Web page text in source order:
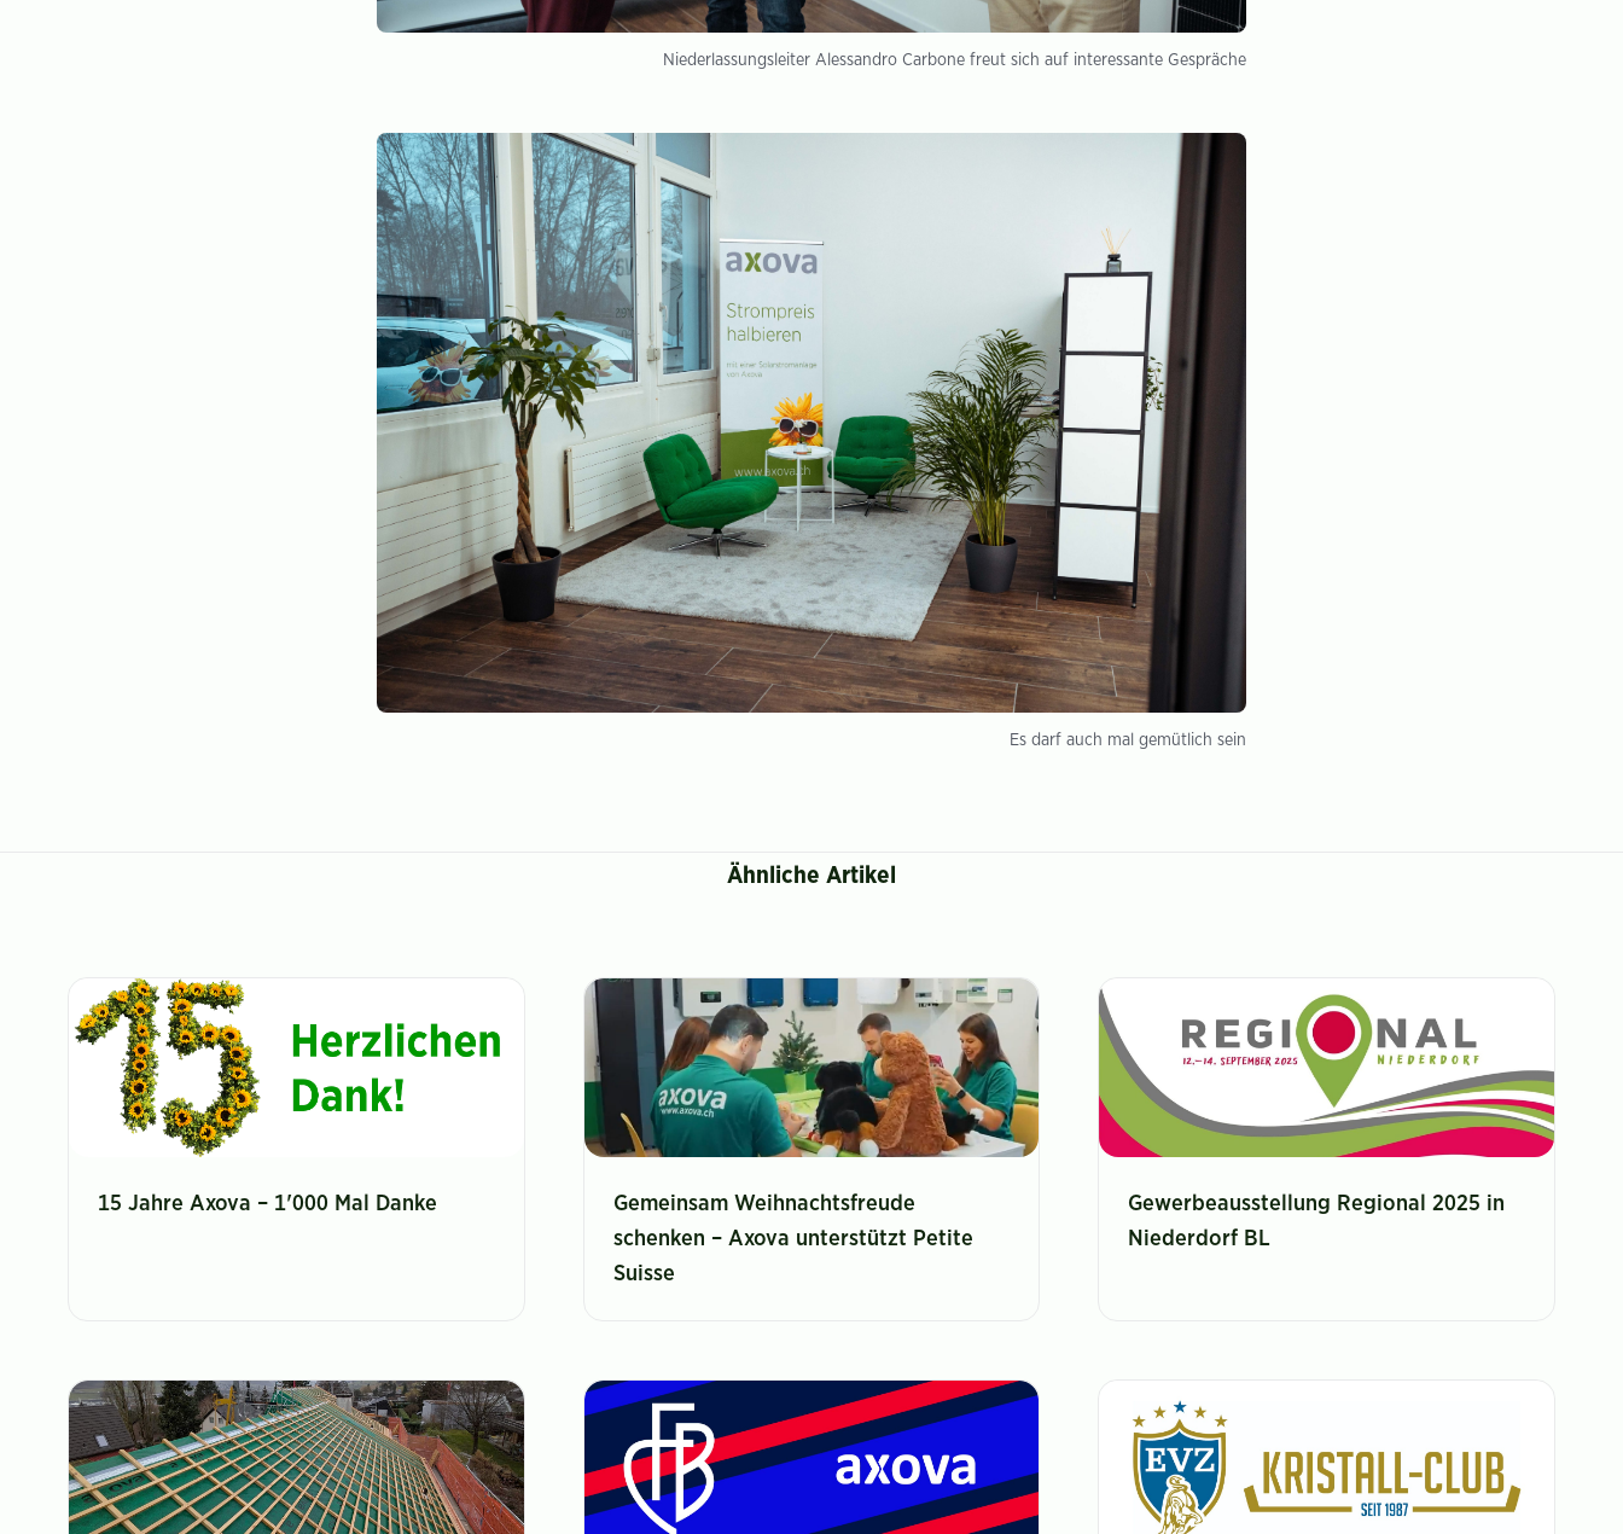
Niederlassungsleiter Alessandro Carbone freut sich auf interessante Gespräche
Es darf auch mal gemütlich sein
Ähnliche Artikel
15 Jahre Axova – 1'000 Mal Danke
Gemeinsam Weihnachtsfreude
schenken – Axova unterstützt Petite
Suisse
Gewerbeausstellung Regional 2025 in
Niederdorf BL